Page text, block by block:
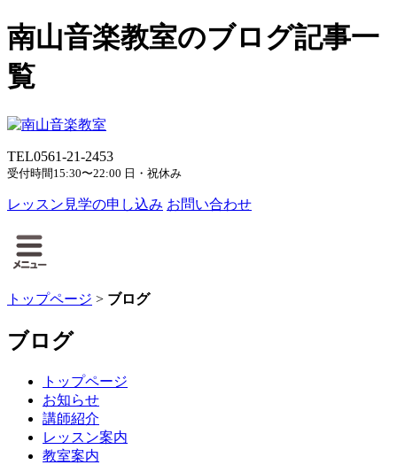
南山音楽教室のブログ記事一
覧
TEL0561-21-2453
受付時間 15:30〜22:00 日・祝休み
レッスン見学の申し込み お問い合わせ
トップページ > ブログ
ブログ
トップページ
お知らせ
講師紹介
レッスン案内
教室案内